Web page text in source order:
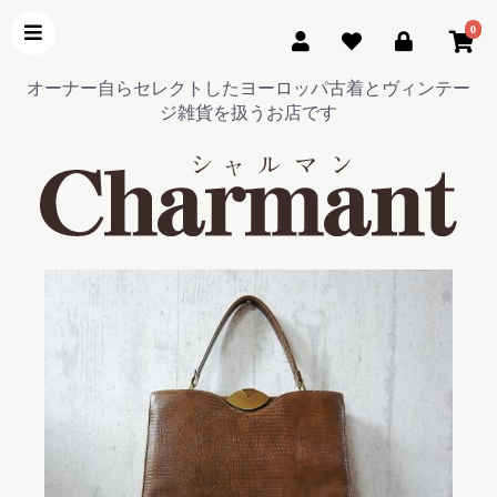
0
オーナー自らセレクトしたヨーロッパ古着とヴィンテー
ジ雑貨を扱うお店です